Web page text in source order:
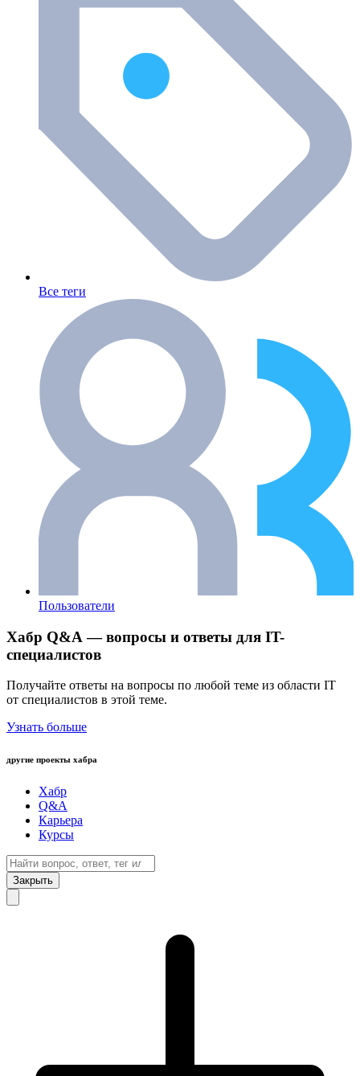
Все теги
Пользователи
Хабр Q&A — вопросы и ответы для IT-
специалистов
Получайте ответы на вопросы по любой теме из области IT
от специалистов в этой теме.
Узнать больше
другие проекты хабра
Хабр
Q&A
Карьера
Курсы
Закрыть